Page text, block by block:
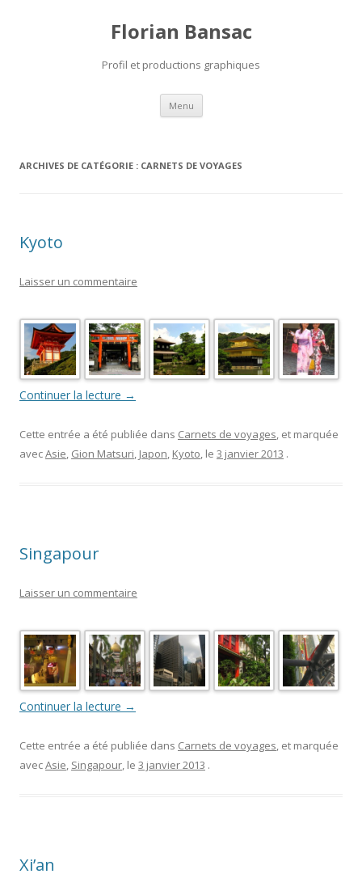
Florian Bansac
Profil et productions graphiques
Menu Aller
contenu
ARCHIVES DE CATÉGORIE : CARNETS DE VOYAGES
Kyoto
Laisser un commentaire
Continuer la lecture →
Cette entrée a été publiée dans Carnets de voyages, et marquée
avecAsie, Gion Matsuri, Japon, Kyoto, le 3 janvier 2013 .
Singapour
Laisser un commentaire
Continuer la lecture →
Cette entrée a été publiée dans Carnets de voyages, et marquée
avecAsie, Singapour, le 3 janvier 2013 .
Xi’an